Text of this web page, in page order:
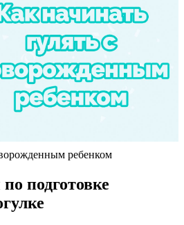
ребенком
подготовке